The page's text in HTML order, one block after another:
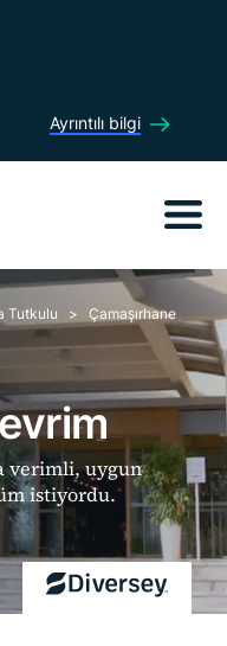
Ayrıntılı bilgi
Tutkulu
Çamaşırhane
verimli, uygun
istiyordu.